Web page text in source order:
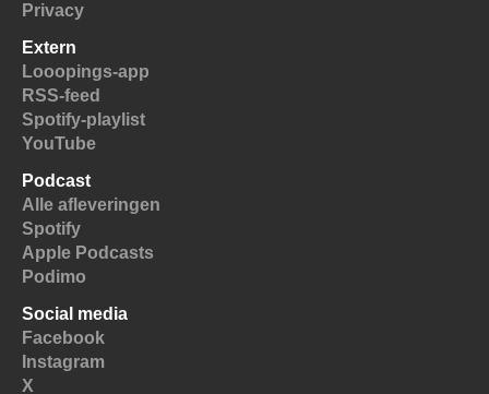
Privacy
Extern
Looopings-app
RSS-feed
Spotify-playlist
YouTube
Podcast
Alle afleveringen
Spotify
Apple Podcasts
Podimo
Social media
Facebook
Instagram
X